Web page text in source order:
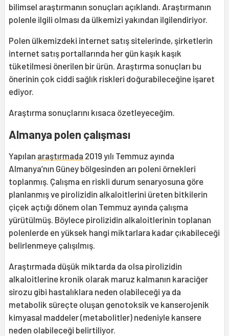
bilimsel araştırmanın sonuçları açıklandı. Araştırmanın
polenle ilgili olması da ülkemizi yakından ilgilendiriyor.
Polen ülkemizdeki internet satış sitelerinde, şirketlerin
internet satış portallarında her gün kaşık kaşık
tüketilmesi önerilen bir ürün. Araştırma sonuçları bu
önerinin çok ciddi sağlık riskleri doğurabileceğine işaret
ediyor.
Araştırma sonuçlarını kısaca özetleyeceğim.
Almanya polen çalışması
Yapılan araştırmada 2019 yılı Temmuz ayında
Almanya’nın Güney bölgesinden arı poleni örnekleri
toplanmış. Çalışma en riskli durum senaryosuna göre
planlanmış ve pirolizidin alkaloitlerini üreten bitkilerin
çiçek açtığı dönem olan Temmuz ayında çalışma
yürütülmüş. Böylece pirolizidin alkaloitlerinin toplanan
polenlerde en yüksek hangi miktarlara kadar çıkabileceği
belirlenmeye çalışılmış.
Araştırmada düşük miktarda da olsa pirolizidin
alkaloitlerine kronik olarak maruz kalmanın karaciğer
sirozu gibi hastalıklara neden olabileceği ya da
metabolik süreçte oluşan genotoksik ve kanserojenik
kimyasal maddeler (metabolitler) nedeniyle kansere
neden olabileceği belirtiliyor.